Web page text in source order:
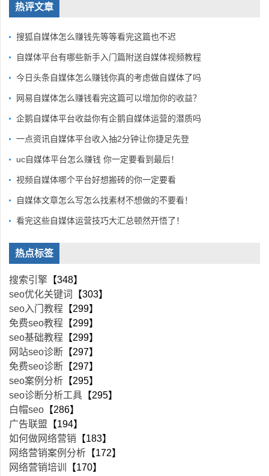
热评文章
搜狐自媒体怎么赚钱先等等看完这篇也不迟
自媒体平台有哪些新手入门篇附送自媒体视频教程
今日头条自媒体怎么赚钱你真的考虑做自媒体了吗
网易自媒体怎么赚钱看完这篇可以增加你的收益？
企鹅自媒体平台收益你有企鹅自媒体运营的潜质吗
一点资讯自媒体平台收入抽2分钟让你捷足先登
uc自媒体平台怎么赚钱 你一定要看到最后！
视频自媒体哪个平台好想搬砖的你一定要看
自媒体文章怎么写怎么找素材不想做的不要看！
看完这些自媒体运营技巧大汇总顿然开悟了！
热点标签
搜索引擎 【348】
seo优化关键词
【303】
seo入门教程 【299】
免费seo教程 【299】
seo基础教程 【299】
网站seo诊断 【297】
免费seo诊断 【297】
seo案例分析 【295】
seo诊断分析工具 【295】
白帽seo 【286】
广告联盟 【194】
如何做网络营销 【183】
网络营销案例分析 【172】
网络营销培训
【170】